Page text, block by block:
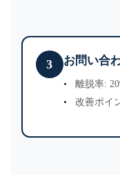
3 お問い合
離脱率:
改善ポイ